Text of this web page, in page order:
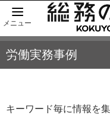
メニュー
労働実務事例
キーワード毎に情報を集